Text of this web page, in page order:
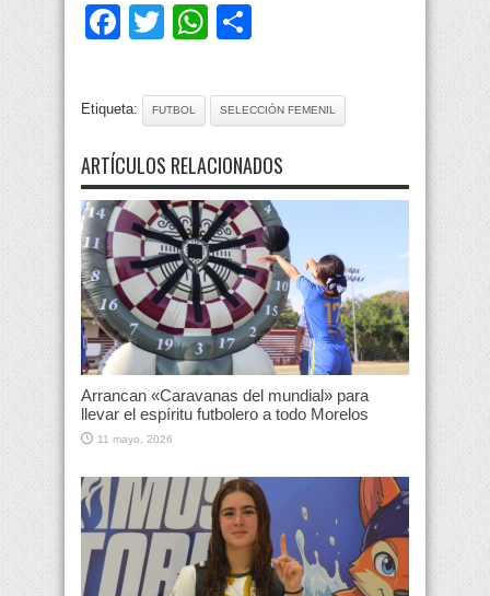
Facebook
TwitterWhatsApp
Etiqueta: FUTBOL SELECCIÓN FEMENIL
ARTÍCULOS RELACIONADOS
Arrancan «Caravanas del mundial» para
llevar el espíritu futbolero a todo Morelos
11 mayo, 2026